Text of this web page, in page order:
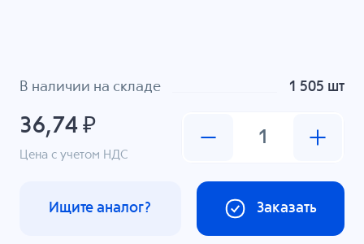
В наличии на складе 1 505 шт
36,74 ₽
Цена с учетом НДС
Заказать
Ищите аналог?